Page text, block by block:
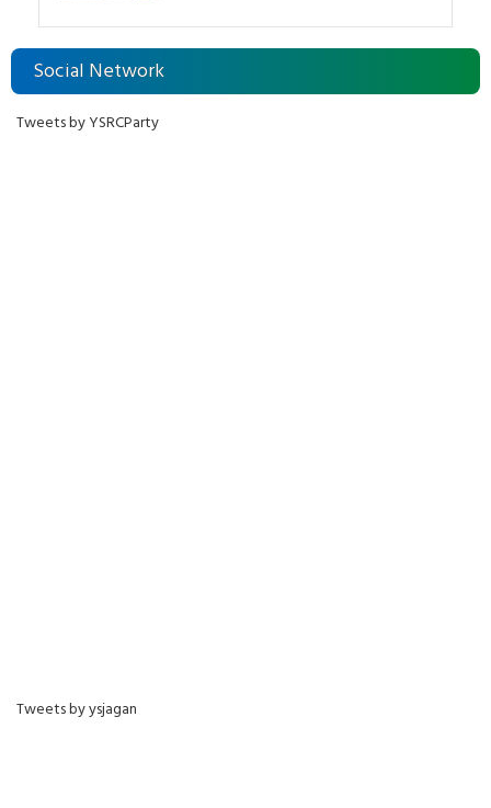
Social Network
Tweets by YSRCParty
Tweets by ysjagan